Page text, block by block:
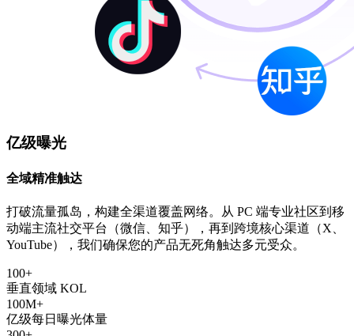
亿级曝光
全域精准触达
打破流量孤岛，构建全渠道覆盖网络。从 PC 端专业社区到移
动端主流社交平台（微信、知乎），再到跨境核心渠道（X、
YouTube），我们确保您的产品无死角触达多元受众。
100+
垂直领域 KOL
100M+
亿级每日曝光体量